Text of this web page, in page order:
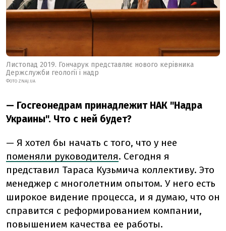
Листопад 2019. Гончарук представляє нового керівника
Держслужби геології і надр
ФОТО ZNAJ.UA
— Госгеонедрам принадлежит НАК "Надра
Украины". Что с ней будет?
— Я хотел бы начать с того, что у нее
поменяли руководителя. Сегодня я
представил Тараса Кузьмича коллективу. Это
менеджер с многолетним опытом. У него есть
широкое видение процесса, и я думаю, что он
справится с реформированием компании,
повышением качества ее работы.